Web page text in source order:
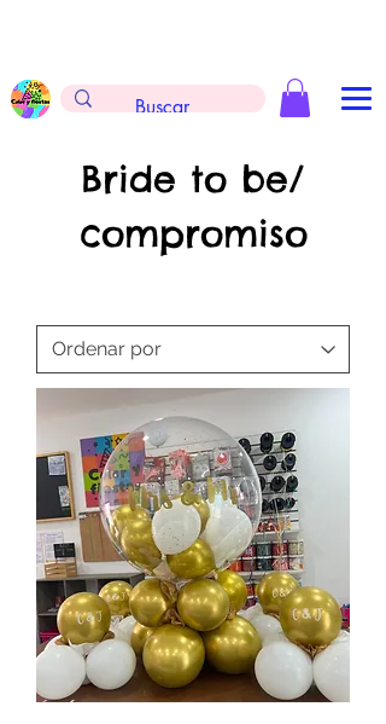
Bride to be/
compromiso